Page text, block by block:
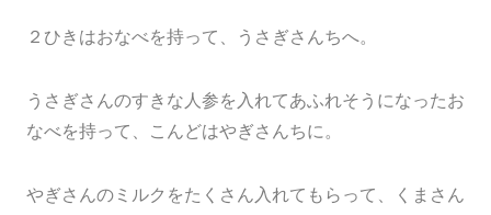
２ひきはおなべを持って、うさぎさんちへ。
うさぎさんのすきな人参を入れてあふれそうになったお
なべを持って、こんどはやぎさんちに。
やぎさんのミルクをたくさん入れてもらって、くまさん